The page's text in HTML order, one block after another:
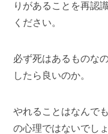
りがあることを再認
ください。
必ず死はあるものな
したら良いのか。
やれることはなんで
の心理ではないでしょ